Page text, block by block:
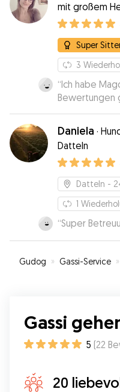
mit großem
Super
3
“Ich habe
Bewertungen
Es war eine
Kleinen ging
Bedarf meine
Daniela ·
Datteln
Datteln -
1
“Super
Gudog » Gassi-Service »
Gassi
5 (22
20